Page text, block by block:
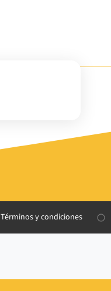
Términos y condiciones